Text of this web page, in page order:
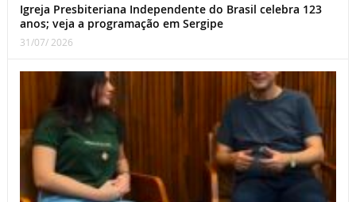
Igreja Presbiteriana Independente do Brasil celebra 123
anos; veja a programação em Sergipe
31/07/ 2026